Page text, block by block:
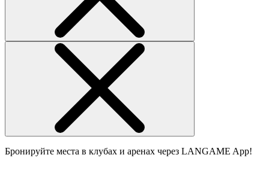
Бронируйте места в клубах и аренах через LANGAME App!